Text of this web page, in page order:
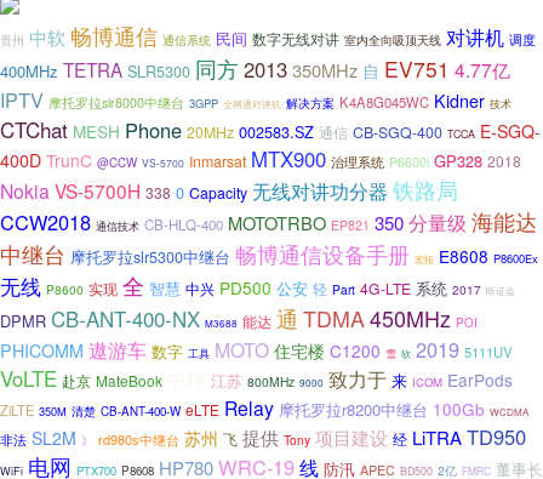
贵州 中软 畅博通信 通信系统 民间 数字无线对讲 室内全向吸顶天线 对讲机 调度
400MHz TETRA SLR5300 同方2013350MHz 自 EV751 4.77亿
IPTV 摩托罗拉slr8000中继台 3GPP 全网通对讲机 解决方案 K4A8G045WC Kidner 技术
CTChat MESH Phone 20MHz 002583.SZ 通信 CB-SGQ-400 TCCA E-SGQ-
400D TrunC @CCW VS-5700 Inmarsat MTX900 治理系统 P6600i GP328 2018
Nokia VS-5700H 338 0 Capacity 无线对讲功分器 铁路局
CCW2018 通信技术 CB-HLQ-400 MOTOTRBO EP821 350分量级 海能达
中继台 摩托罗拉slr5300中继台 畅博通信设备手册 宏拓 E8608 P8600Ex
无线 P8600 实现 全 智慧 中兴 PD500 公安 轻 Part 4G-LTE 系统 2017 听证会
DPMR CB-ANT-400-NX M3688 能达 通 TDMA450MHz POI
PHICOMM 遨游车 数字 工具 MOTO 住宅楼 C1200 雪 软 2019 5111UV
VoLTE 赴京 MateBook 江苏 800MHz 9000 致力于 来 ICOM EarPods
ZiLTE 350M 清楚 CB-ANT-400-W eLTE Relay 摩托罗拉r8200中继台 100Gb WCDMA
非法 SL2M 》 rd980s中继台 苏州 飞 提供 Tony 项目建设 经 LiTRATD950
WiFi 电网 PTX700 P8608 HP780WRC-19线 防汛 APEC BD500 2亿 FMRC 董事长